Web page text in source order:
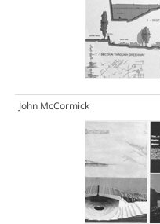
John McCormick